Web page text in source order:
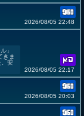
2026/08/05 22:48
」
きま
。安
2026/08/05 22:17
2026/08/05 20:03